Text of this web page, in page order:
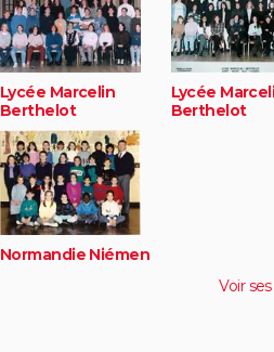
Lycée Marcelin
Berthelot
Lycée
Berthelot
Normandie Niémen
Voir